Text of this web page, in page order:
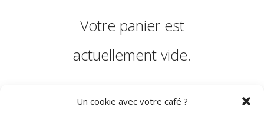
Un cookie avec votre café ?
Votre panier est
actuellement vide.